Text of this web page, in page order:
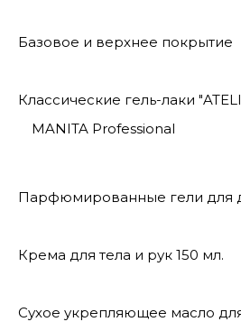
Базовое и верхнее покрытие
Классические гель-лаки
MANITA Professional
Парфюмированные гели для
Крема для тела и рук 150 мл.
Сухое укрепляющее масло